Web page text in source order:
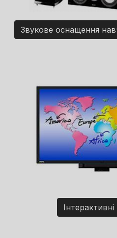
Звукове оснащення
Інтерактивні